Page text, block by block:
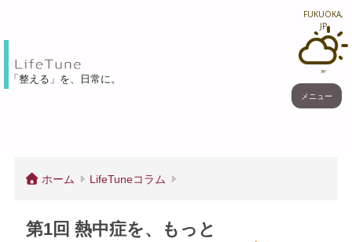
メニュー
「整える」を、⽇常に。
FUKUOKA,
JP
34°
ホーム LifeTuneコラム
第1回 熱中症を、もっと